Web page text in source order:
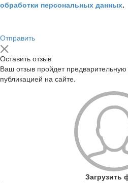
обработки персональных данных.
Отправить
Оставить отзыв
Ваш отзыв пройдет
публикацией на сайте.
Загрузить